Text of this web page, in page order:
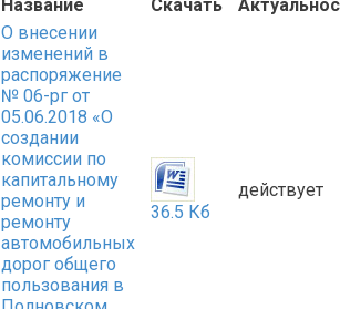
Название Скачать
О внесении
изменений в
распоряжение
№ 06-рг от
05.06.2018 «О
создании
комиссии по
капитальному
ремонту и
ремонту
автомобильных
дорог общего
пользования в
36.5 Кб
действует